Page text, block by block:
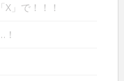
」で！！！